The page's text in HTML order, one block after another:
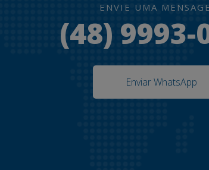
ENVIE UMA
(48) 9993-
Enviar WhatsApp